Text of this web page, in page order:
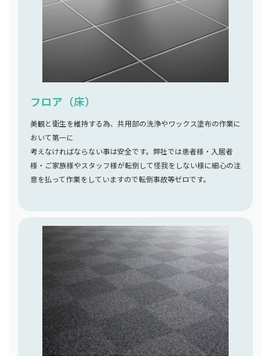
フロア（床）
美観と衛生を維持する為、共用部の洗浄やワックス塗布の作業に
おいて第一に
考えなければならない事は安全です。弊社では患者様・入居者
様・ご家族様やスタッフ様が転倒して怪我をしない様に細心の注
意を払って作業をしていますので転倒事故等ゼロです。